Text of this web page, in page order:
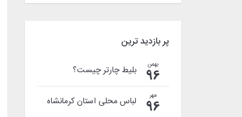
پر بازدید ترین
بهمن
96 بلیط چارتر چیست؟
مهر
96 لباس محلی استان کرمانشاه